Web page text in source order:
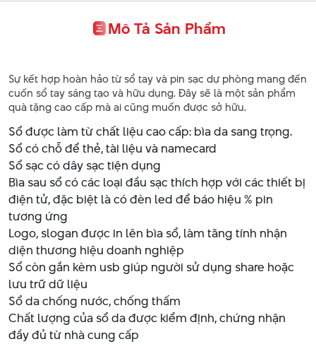
Mô Tả Sản Phẩm
Sự kết hợp hoàn hảo từ sổ tay và pin sạc dự phòng mang đến
cuốn sổ tay sáng tạo và hữu dụng. Đây sẽ là một sản phẩm
quà tặng cao cấp mà ai cũng muốn được sở hữu.
Sổ được làm từ chất liệu cao cấp: bìa da sang trọng.
Sổ có chỗ để thẻ, tài liệu và namecard
Sổ sạc có dây sạc tiện dụng
Bìa sau sổ có các loại đầu sạc thích hợp với các thiết bị
điện tử, đặc biệt là có đèn led để báo hiệu % pin
tương ứng
Logo, slogan được in lên bìa sổ, làm tăng tính nhận
diện thương hiệu doanh nghiệp
Sổ còn gắn kèm usb giúp người sử dụng share hoặc
lưu trữ dữ liệu
Sổ da chống nước, chống thấm
Chất lượng của sổ da được kiểm định, chứng nhận
đầy đủ từ nhà cung cấp